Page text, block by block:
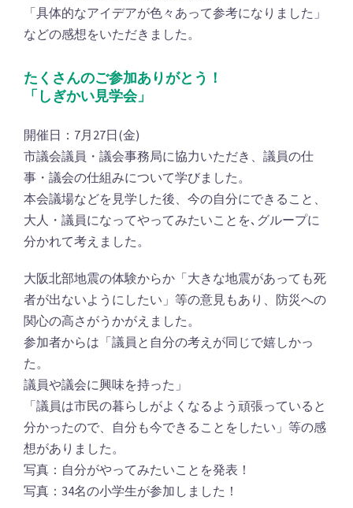
「具体的なアイデアが色々あって参考になりました」
などの感想をいただきました。
たくさんのご参加ありがとう！
「しぎかい見学会」
開催日：7月27日(金)
市議会議員・議会事務局に協力いただき、議員の仕
事・議会の仕組みについて学びました。
本会議場などを見学した後、今の自分にできること、
大人・議員になってやってみたいことを､グループに
分かれて考えました。
大阪北部地震の体験からか「大きな地震があっても死
者が出ないようにしたい」等の意見もあり、防災への
関心の高さがうかがえました。
参加者からは「議員と自分の考えが同じで嬉しかっ
た。
議員や議会に興味を持った」
「議員は市民の暮らしがよくなるよう頑張っていると
分かったので、自分も今できることをしたい」等の感
想がありました。
写真：自分がやってみたいことを発表！
写真：34名の小学生が参加しました！